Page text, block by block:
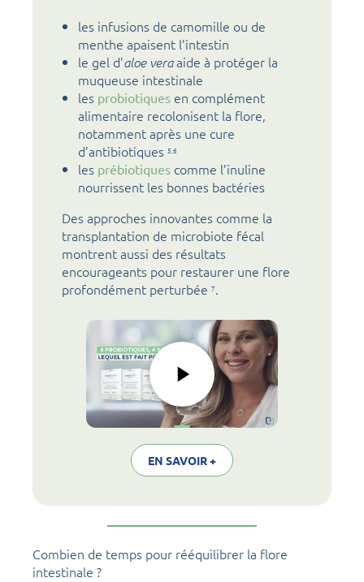
les infusions de camomille ou de
menthe apaisent l’intestin
le gel d’aloe vera aide à protéger la
muqueuse intestinale
les probiotiques en complément
alimentaire recolonisent la flore,
notamment après une cure
d’antibiotiques 5,6
les prébiotiques comme l’inuline
nourrissent les bonnes bactéries
Des approches innovantes comme la
transplantation de microbiote fécal
montrent aussi des résultats
encourageants pour restaurer une flore
profondément perturbée 7.
EN SAVOIR +
Combien de temps pour rééquilibrer la flore
intestinale ?